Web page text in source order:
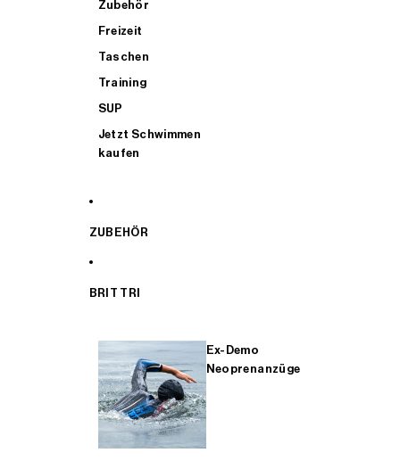
Zubehör
Freizeit
Taschen
Training
SUP
Jetzt Schwimmen
kaufen
ZUBEHÖR
BRIT TRI
Ex-Demo
Neoprenanzüge